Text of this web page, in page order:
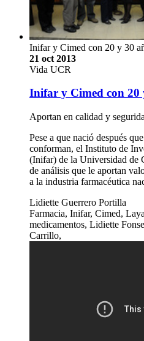
Inifar y Cimed con 20 y 30
21 oct 2013
Vida UCR
Inifar y Cimed con 20
Aportan en calidad y
Pese a que nació después
conforman, el Instituto de
(Inifar) de la Universidad de
de análisis que le aportan
a la industria farmacéutica
Lidiette Guerrero Portilla
Farmacia, Inifar, Cimed,
medicamentos, Lidiette
Carrillo,